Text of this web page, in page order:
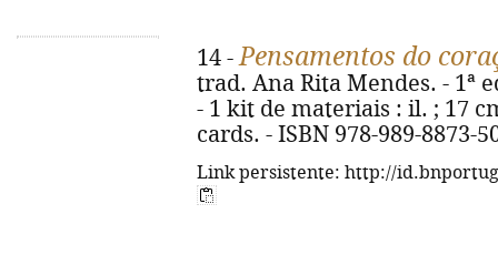
14 -Pensamentos do
trad. Ana Rita Mendes. - 1ª
- 1 kit de materiais : il. ; 17
cards. - ISBN 978-989-8873-
Link persistente: http://